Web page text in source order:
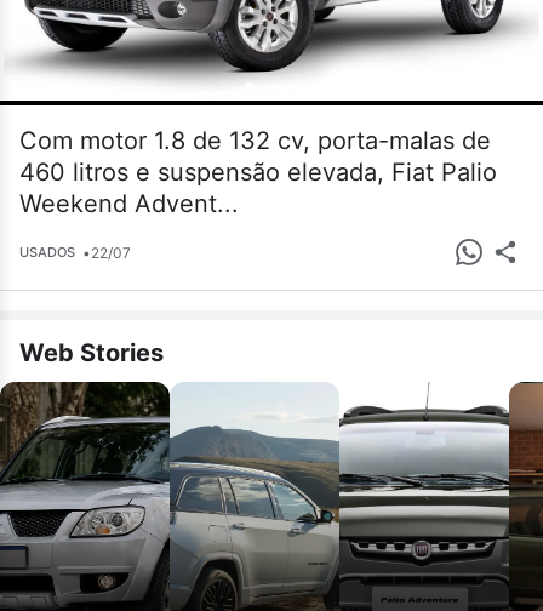
Com motor 1.8 de 132 cv, porta-malas de
460 litros e suspensão elevada, Fiat Palio
Weekend Advent...
USADOS •22/07
Web Stories